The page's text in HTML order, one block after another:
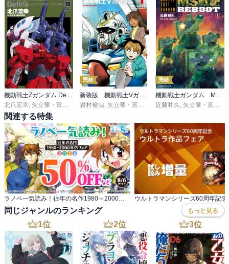
北爪宏幸 矢立肇・富野由悠季
完結
岩村俊哉 矢立肇・富野由悠季
完結
近藤和久
矢立肇・富野由悠季
関連する特集
同じジャンルのランキング もっと見る
1位 2位 3位